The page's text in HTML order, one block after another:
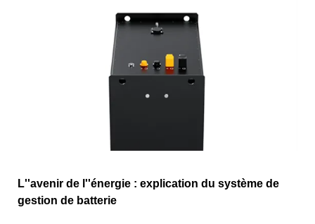
L''avenir de l''énergie : explication du système de
gestion de batterie